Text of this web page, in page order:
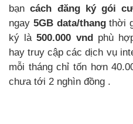
bạncách đăng ký gói
ngay 5GB data/thangthời
ký là500.000 vndphù
hay truy cập các dịch vụ
mỗi tháng chỉ tốn hơn
chưa tới 2 nghìn đồng .